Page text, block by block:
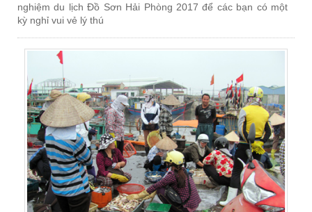
nghiệm du lịch Đồ Sơn Hải Phòng 2017 để các bạn có một
kỳ nghỉ vui vẻ lý thú